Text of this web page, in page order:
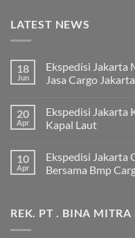
LATEST NEWS
18
Jun
Ekspedisi Jakarta
Jasa Cargo
komentar
pada
Ekspedisi
Murah
dan
Terpercaya
Jakarta
ke
20
Apr
Ekspedisi Jakarta
Kapal Laut
komentar
pada
Ekspedisi
Bitung
Lebih
10
Apr
Ekspedisi Jakarta
Bersama Bmp
pada
Ekspedisi
REK. PT . BINA MITRA